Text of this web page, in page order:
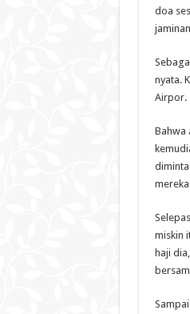
doa
nyata.
Airpor.
Bahwa
diminta
miskin
haji